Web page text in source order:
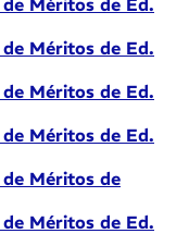
Méritos de Ed.
Méritos de Ed.
Méritos de Ed.
Méritos de Ed.
Méritos de
Méritos de Ed.